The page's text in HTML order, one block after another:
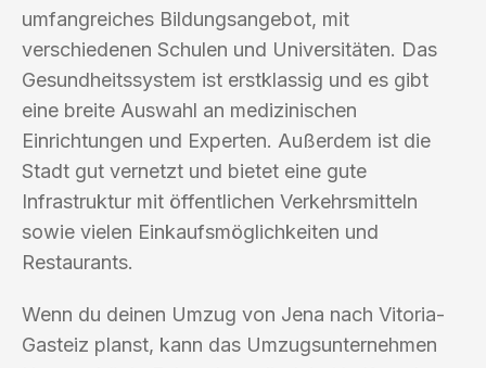
umfangreiches Bildungsangebot, mit
verschiedenen Schulen und Universitäten. Das
Gesundheitssystem ist erstklassig und es gibt
eine breite Auswahl an medizinischen
Einrichtungen und Experten. Außerdem ist die
Stadt gut vernetzt und bietet eine gute
Infrastruktur mit öffentlichen Verkehrsmitteln
sowie vielen Einkaufsmöglichkeiten und
Restaurants.
Wenn du deinen Umzug von Jena nach Vitoria-
Gasteiz planst, kann das Umzugsunternehmen